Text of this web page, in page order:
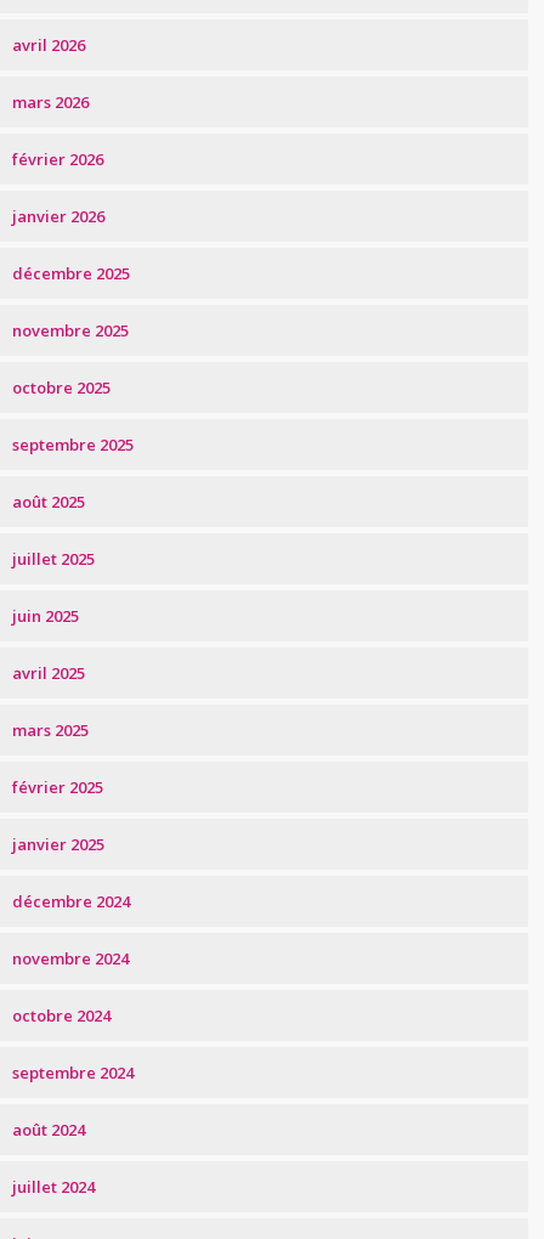
avril 2026
mars 2026
février 2026
janvier 2026
décembre 2025
novembre 2025
octobre 2025
septembre 2025
août 2025
juillet 2025
juin 2025
avril 2025
mars 2025
février 2025
janvier 2025
décembre 2024
novembre 2024
octobre 2024
septembre 2024
août 2024
juillet 2024